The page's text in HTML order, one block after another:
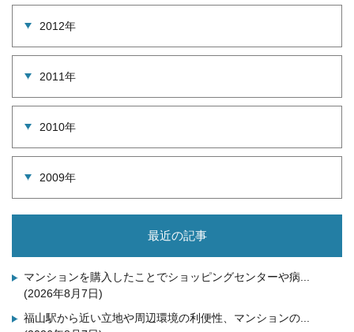
2012年
2011年
2010年
2009年
最近の記事
マンションを購入したことでショッピングセンターや病...
(2026年8月7日)
福山駅から近い立地や周辺環境の利便性、マンションの...